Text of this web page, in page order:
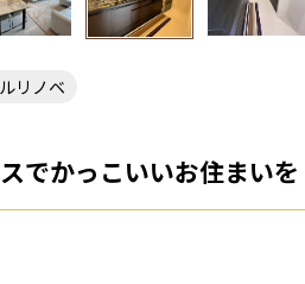
リノベ
でかっこいいお住まいを